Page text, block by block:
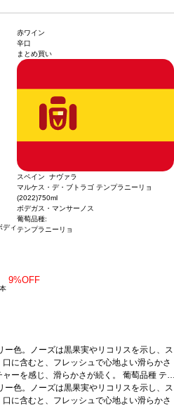
ディ
赤ワイン
辛口
まとめ買い
スペイン ナヴァラ
マルケス・デ・ブトラゴ テンプラニーリョ
(2022)750ml
ボデガス・マンサーノス
葡萄品種:
テンプラニーリョ
9%OFF
ー色。ノーズは黒果実やリコリスを示し、ス
に含むと、フレッシュで心地よい滑らかさ
ーを感じ、滑らかさが続く。 葡萄品種 テ
切れの場合、在庫があり価格が同様の場合
ます、ご了承ください。
ー色。ノーズは黒果実やリコリスを示し、ス
に含むと、フレッシュで心地よい滑らかさ